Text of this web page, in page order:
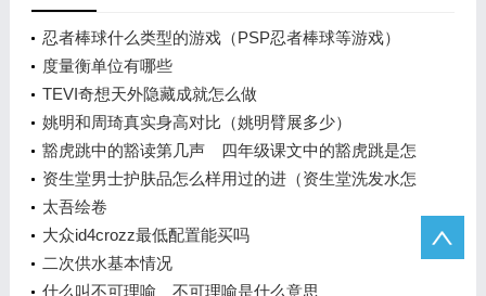
忍者棒球什么类型的游戏（PSP忍者棒球等游戏）
度量衡单位有哪些
TEVI奇想天外隐藏成就怎么做
姚明和周琦真实身高对比（姚明臂展多少）
豁虎跳中的豁读第几声 四年级课文中的豁虎跳是怎
样跳的
资生堂男士护肤品怎么样用过的进（资生堂洗发水怎
么样）
太吾绘卷
大众id4crozz最低配置能买吗
二次供水基本情况
什么叫不可理喻 不可理喻是什么意思